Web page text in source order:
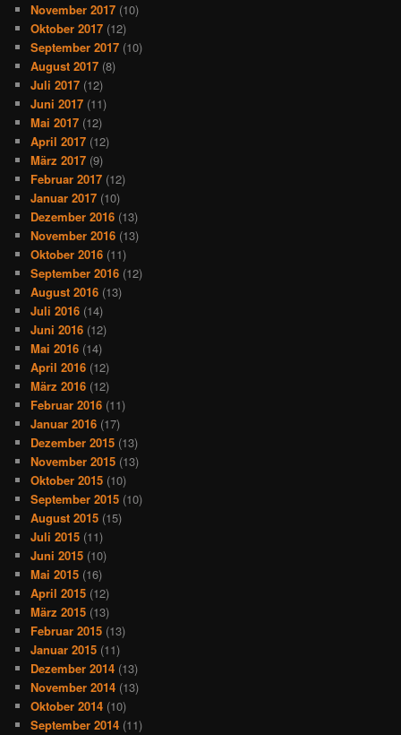
November 2017 (10)
Oktober 2017 (12)
September 2017 (10)
August 2017 (8)
Juli 2017 (12)
Juni 2017 (11)
Mai 2017 (12)
April 2017 (12)
März 2017 (9)
Februar 2017 (12)
Januar 2017 (10)
Dezember 2016 (13)
November 2016 (13)
Oktober 2016 (11)
September 2016 (12)
August 2016 (13)
Juli 2016 (14)
Juni 2016 (12)
Mai 2016 (14)
April 2016 (12)
März 2016 (12)
Februar 2016 (11)
Januar 2016 (17)
Dezember 2015 (13)
November 2015 (13)
Oktober 2015 (10)
September 2015 (10)
August 2015 (15)
Juli 2015 (11)
Juni 2015 (10)
Mai 2015 (16)
April 2015 (12)
März 2015 (13)
Februar 2015 (13)
Januar 2015 (11)
Dezember 2014 (13)
November 2014 (13)
Oktober 2014 (10)
September 2014 (11)